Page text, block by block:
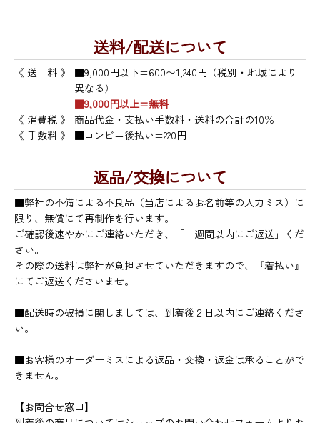
送料/配送について
《 送 料 》
■9,000円以下=600〜1,240円（税別・地域により
異なる）
■9,000円以上=無料
《 消費税 》
商品代金・支払い手数料・送料の合計の10％
《 手数料 》
■コンビニ後払い=220円
返品/交換について
■弊社の不備による不良品（当店によるお名前等の入力ミス）に
限り、無償にて再制作を行います。
ご確認後速やかにご連絡いただき、「一週間以内にご返送」くだ
さい。
その際の送料は弊社が負担させていただきますので、『着払い』
にてご返送くださいませ。
■配送時の破損に関しましては、到着後２日以内にご連絡くださ
い。
■お客様のオーダーミスによる返品・交換・返金は承ることがで
きません。
【お問合せ窓口】